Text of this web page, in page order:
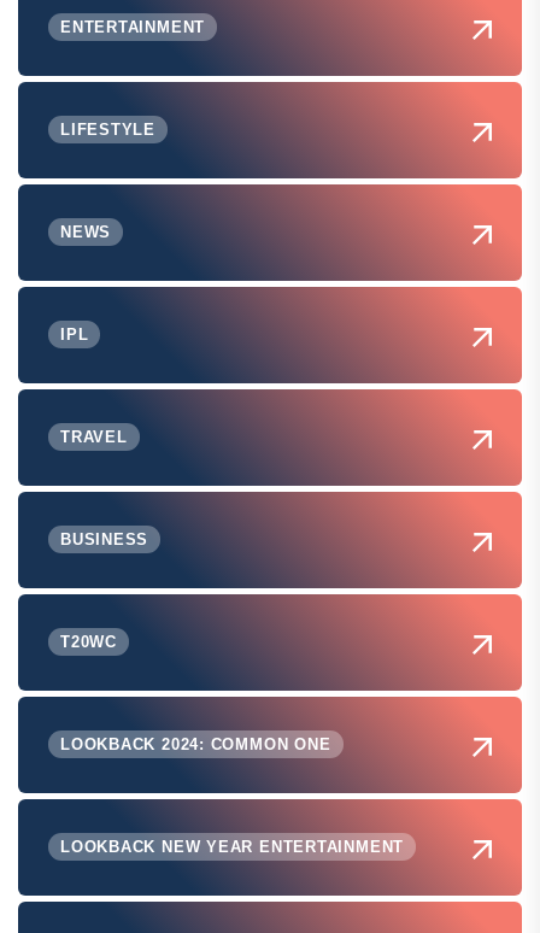
ENTERTAINMENT
LIFESTYLE
NEWS
IPL
TRAVEL
BUSINESS
T20WC
LOOKBACK 2024: COMMON ONE
LOOKBACK NEW YEAR ENTERTAINMENT